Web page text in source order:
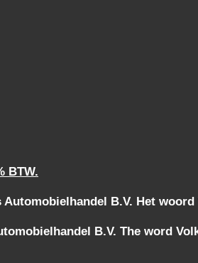
BTW.
B.V. Het
B.V. The word